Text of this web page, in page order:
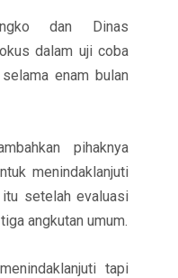
dan Dinas
dalam uji coba
enam bulan
pihaknya
menindaklanjuti
setelah evaluasi
angkutan umum.
tapi